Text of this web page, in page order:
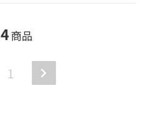
4商品
1